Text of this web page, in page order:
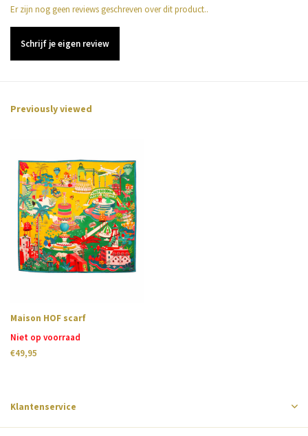
Er zijn nog geen reviews geschreven over dit product..
Schrijf je eigen review
Previously viewed
Maison HOF scarf
Niet op voorraad
€49,95
Klantenservice